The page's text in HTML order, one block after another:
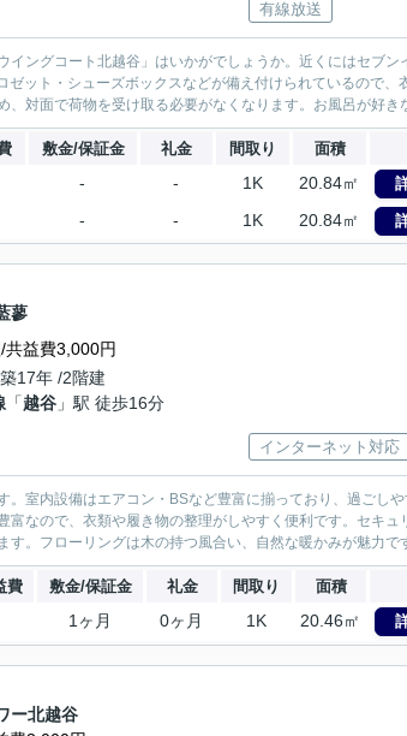
有線放送
イングコート北越谷」はいかがでしょうか。近くにはセブ
ット・シューズボックスなどが備え付けられているので、
対面で荷物を受け取る必要がなくなります。お風呂が好き
敷金/保証金 礼金 間取り 面積
- - 1K 20.84㎡
- - 1K 20.84㎡
蓼
共益費3,000円
17年 /2階建
「越谷 」駅 徒歩16分
インターネット対応
室内設備はエアコン・BSなど豊富に揃っており、過ごし
なので、衣類や履き物の整理がしやすく便利です。セキ
。フローリングは木の持つ風合い、自然な暖かみが魅力で
費 敷金/保証金 礼金 間取り 面積
1ヶ月 0ヶ月 1K 20.46㎡
ー北越谷